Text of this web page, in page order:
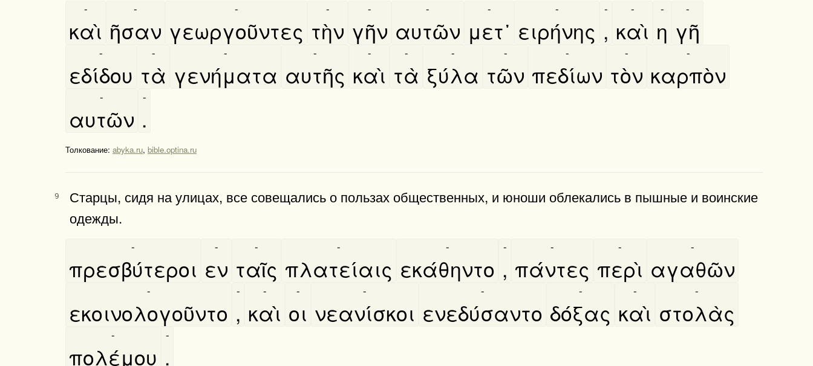
καὶ
-
ῆσαν
-
γεωργοῦντες
-
τὴν
-
γῆν
-
αυτῶν
-
μετ᾿
-
ειρήνης
-
,
-
καὶ
-
η
-
γῆ
-
εδίδου
-
τὰ
-
γενήματα
-
αυτῆς
-
καὶ
-
τὰ
-
ξύλα
-
τῶν
-
πεδίων
-
τὸν
-
καρπὸν
-
αυτῶν
-
.
-
Толкование: abyka.ru, bible.optina.ru
9
Старцы, сидя на улицах, все совещались о по­льзах обще­с­т­вен­ных, и юноши облекались в пышные и во­инские
одежды.
πρεσβύτεροι
-
εν
-
ταῖς
-
πλατείαις
-
εκάθηντο
-
,
-
πάντες
-
περὶ
-
αγαθῶν
-
εκοινολογοῦντο
-
,
-
καὶ
-
οι
-
νεανίσκοι
-
ενεδύσαντο
-
δόξας
-
καὶ
-
στολὰς
-
πολέμου
-
.
-